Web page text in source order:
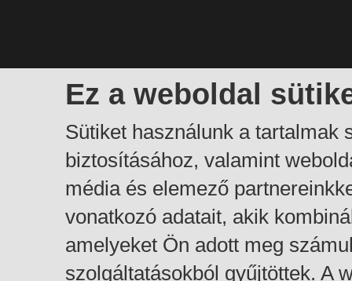
Ez a weboldal
Sütiket használunk a tartalmak
biztosításához, valamint
média és elemező
vonatkozó adatait, akik
amelyeket Ön adott meg
szolgáltatásokból gyűjtöttek. A